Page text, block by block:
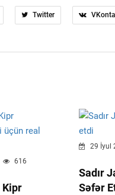
Twitter
616
Kipr
29 İyul
Sadır
Səfər